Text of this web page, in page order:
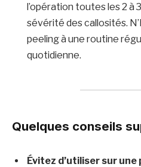
l’opération toutes les 2 à
sévérité des callosités.
peeling à une routine
quotidienne.
Quelques conseils
Évitez d’utiliser sur